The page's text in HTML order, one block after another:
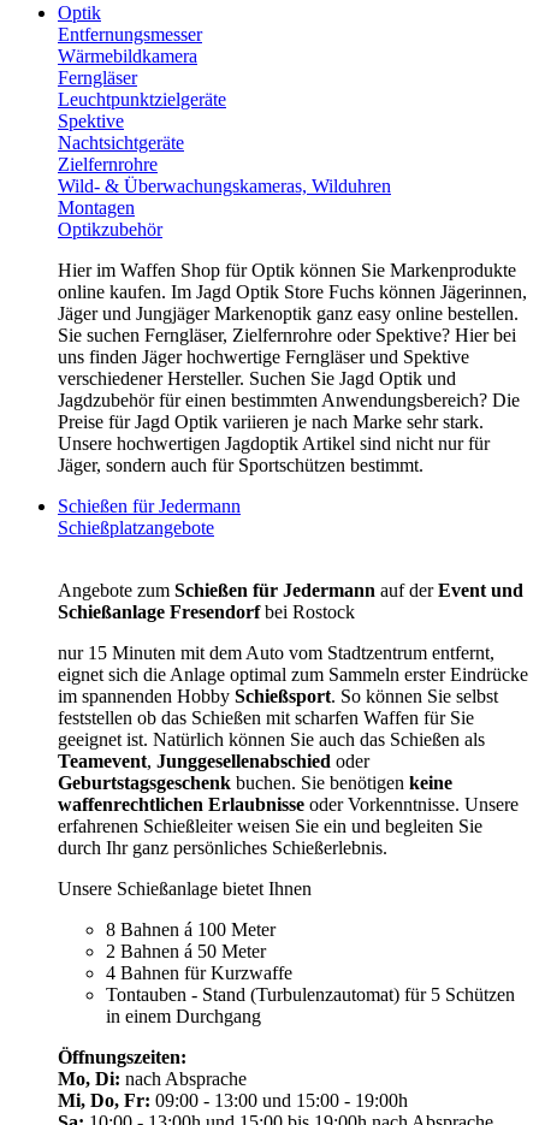
Optik
Entfernungsmesser
Wärmebildkamera
Ferngläser
Leuchtpunktzielgeräte
Spektive
Nachtsichtgeräte
Zielfernrohre
Wild- & Überwachungskameras, Wilduhren
Montagen
Optikzubehör
Hier im Waffen Shop für Optik können Sie Markenprodukte
online kaufen. Im Jagd Optik Store Fuchs können Jägerinnen,
Jäger und Jungjäger Markenoptik ganz easy online bestellen.
Sie suchen Ferngläser, Zielfernrohre oder Spektive? Hier bei
uns finden Jäger hochwertige Ferngläser und Spektive
verschiedener Hersteller. Suchen Sie Jagd Optik und
Jagdzubehör für einen bestimmten Anwendungsbereich? Die
Preise für Jagd Optik variieren je nach Marke sehr stark.
Unsere hochwertigen Jagdoptik Artikel sind nicht nur für
Jäger, sondern auch für Sportschützen bestimmt.
Schießen für Jedermann
Schießplatzangebote
Angebote zum Schießen für Jedermann auf derEvent und
Schießanlage Fresendorfbei Rostock
nur 15 Minuten mit dem Auto vom Stadtzentrum entfernt,
eignet sich die Anlage optimal zum Sammeln erster Eindrücke
im spannenden Hobby Schießsport. So können Sie selbst
feststellen ob das Schießen mit scharfen Waffen für Sie
geeignet ist. Natürlich können Sie auch das Schießen als
Teamevent, Junggesellenabschied oder
Geburtstagsgeschenk buchen. Sie benötigen keine
waffenrechtlichen Erlaubnisse oder Vorkenntnisse. Unsere
erfahrenen Schießleiter weisen Sie ein und begleiten Sie
durch Ihr ganz persönliches Schießerlebnis.
Unsere Schießanlage bietet Ihnen
8 Bahnen á 100 Meter
2 Bahnen á 50 Meter
4 Bahnen für Kurzwaffe
Tontauben - Stand (Turbulenzautomat) für 5 Schützen
in einem Durchgang
Öffnungszeiten:
Mo, Di: nach Absprache
Mi, Do, Fr: 09:00 - 13:00 und 15:00 - 19:00h